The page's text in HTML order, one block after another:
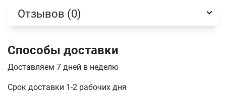
Отзывов (0)
Способы доставки
Доставляем 7 дней в неделю
Срок доставки 1-2 рабочих дня